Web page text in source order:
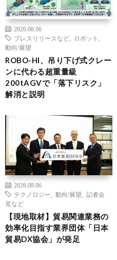
2026.08.06
プレスリリースなど
ロボット
動向/展望
ROBO-HI、吊り下げ式クレー
ンに代わる超重量級
200tAGVで「落下リスク」
解消と説明
2026.08.06
テクノロジー
動向/展望
記者会
見など
【現地取材】貿易関連業務の
効率化目指す業界団体「日本
貿易DX協会」が発足